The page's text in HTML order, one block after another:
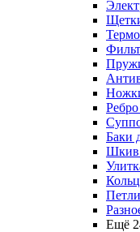
Ребро
Баки
Шкив
Ещё